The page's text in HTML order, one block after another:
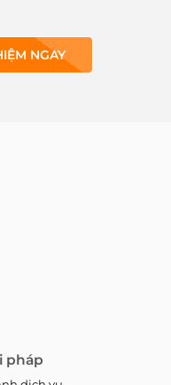
NGAY
pháp